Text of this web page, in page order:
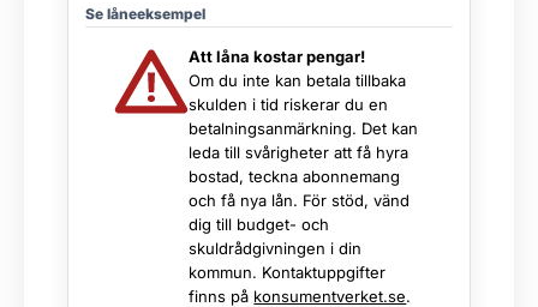
Se låneeksempel
Att låna kostar pengar!
Om du inte kan betala tillbaka
skulden i tid riskerar du en
betalningsanmärkning. Det kan
leda till svårigheter att få hyra
bostad, teckna abonnemang
och få nya lån. För stöd, vänd
dig till budget- och
skuldrådgivningen i din
kommun. Kontaktuppgifter
finns på konsumentverket.se.